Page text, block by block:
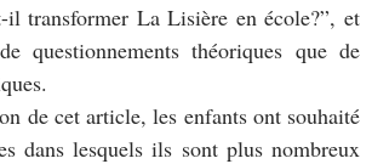
il transformer La Lisière en école?”, et
questionnements théoriques que de
de cet article, les enfants ont souhaité
dans lesquels ils sont plus nombreux